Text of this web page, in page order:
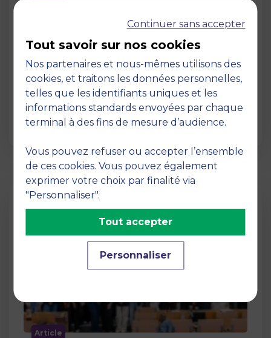
de l’Économie Numérique 2026 : un
engagement au service de
l’innovation en occitanie
12 juin 2026
La semaine dernière, le campus de MBS
School of Business a ouvert ses portes aux
jurys des Trophées …
Article
Continuer sans accepter
Tout savoir sur nos cookies
Nos partenaires et nous-mêmes utilisons des
cookies, et traitons les données personnelles,
telles que les identifiants uniques et les
informations standards envoyées par chaque
terminal à des fins de mesure d’audience.
Vous pouvez refuser ou accepter l’ensemble
de ces cookies. Vous pouvez également
exprimer votre choix par finalité via
"Personnaliser".
Personnaliser
Tout accepter